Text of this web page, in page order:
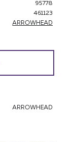
95778
461123
ARROWHEAD
ARROWHEAD